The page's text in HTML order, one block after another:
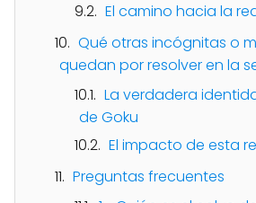
El camino hacia la
Qué otras incógnitas o
quedan por resolver en la
La verdadera
de Goku
El impacto de esta
Preguntas frecuentes